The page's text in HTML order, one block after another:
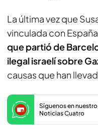
La última vez que
vinculada con
que partió de
ilegal israelí sobre
causas que han
Síguenos en
Noticias Cuatro